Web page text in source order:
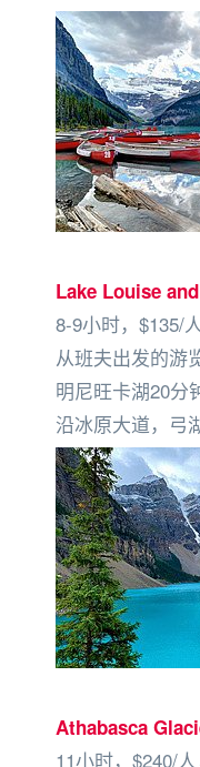
Lake Louise
8-9小时，$135/
从班夫出发的游
明尼旺卡湖20分
沿冰原大道，弓
Athabasca
11小时，$240/